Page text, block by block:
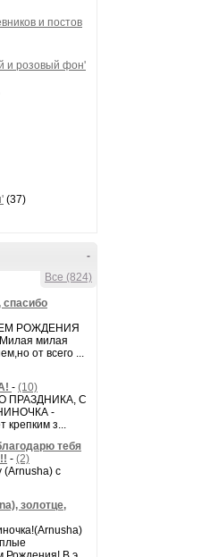
и постов
и розовый фон'
(37)
-
Все (824)
спасибо
РОЖДЕНИЯ
милая
от всего ...
- (10)
ПРАЗДНИКА, С
-
крепким з...
тебя
- (2)
(Arnusha) с
золотце,